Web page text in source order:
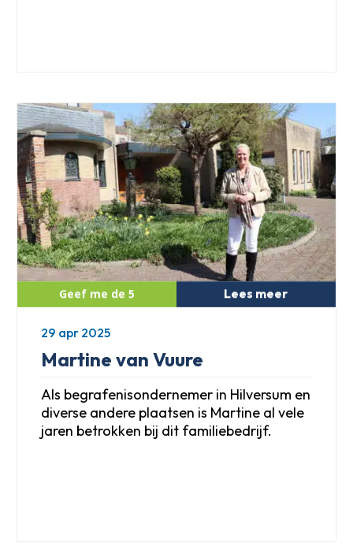
Martine van Vuure
Als begrafenisondernemer in Hilversum en
diverse andere plaatsen is Martine al vele
jaren betrokken bij dit familiebedrijf.
Lees meer
29 apr 2025